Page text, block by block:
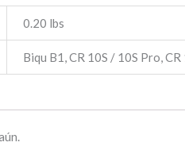
0.20 lbs
Biqu B1, CR 10S / 10S Pro,